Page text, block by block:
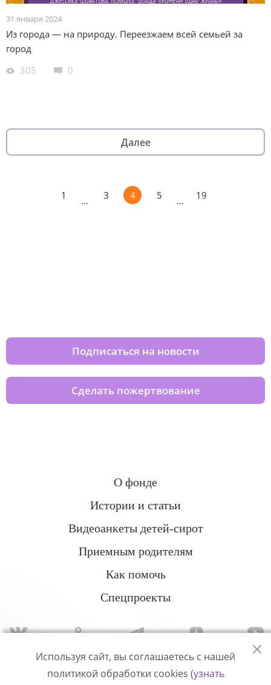
31 января 2024
Из города — на природу. Переезжаем всей семьей за
город
305
0
Далее
1 … 3 4 5 … 19
Подписаться на новости
Сделать пожертвование
О фонде
Истории и статьи
Видеоанкеты детей-сирот
Приемным родителям
Как помочь
Спецпроекты
Политика конфиденциальности
Используя сайт, вы соглашаетесь с нашей
политикой обработки cookies (узнать